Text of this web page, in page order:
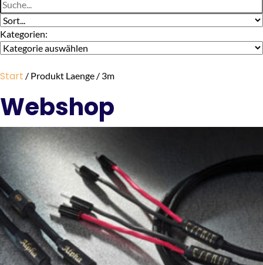
Kategorien:
Start / Produkt Laenge / 3m
Webshop